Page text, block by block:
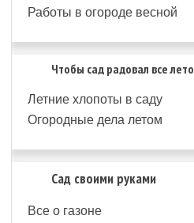
Работы в огороде весной
Чтобы сад радовал все лето
Летние хлопоты в саду
Огородные дела летом
Сад своими руками
Все о газоне